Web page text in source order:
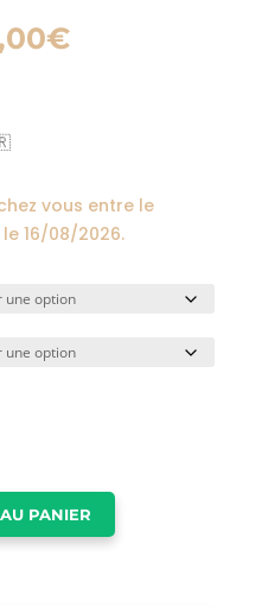
€Plage
vous entre le
le16/08/2026.
PANIER